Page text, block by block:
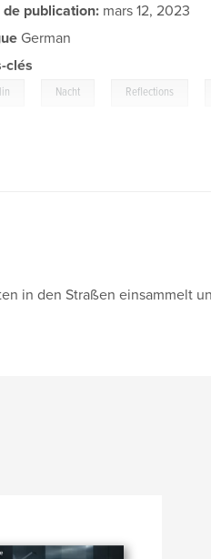
de publication: mars 12, 2023
German
clés
Nacht Reflections
in den Straßen einsammelt